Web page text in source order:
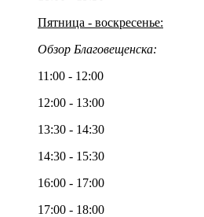
Пятница - воскресенье:
Обзор Благовещенска:
11:00 - 12:00
12:00 - 13:00
13:30 - 14:30
14:30 - 15:30
16:00 - 17:00
17:00 - 18:00